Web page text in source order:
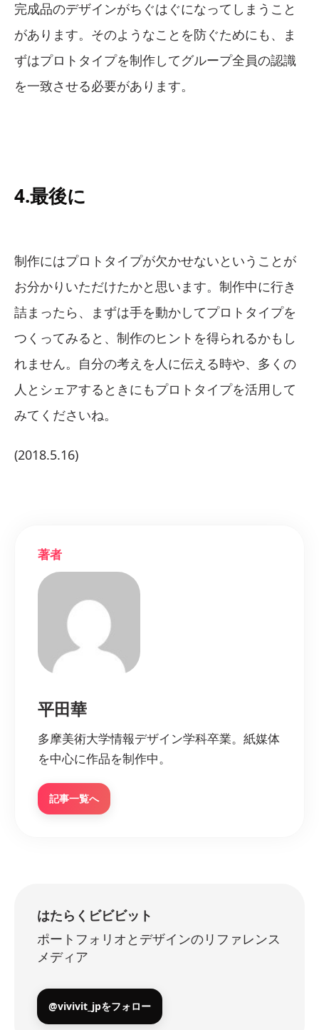
完成品のデザインがちぐはぐになってしまうこと
があります。そのようなことを防ぐためにも、ま
ずはプロトタイプを制作してグループ全員の認識
を一致させる必要があります。
4.最後に
制作にはプロトタイプが欠かせないということが
お分かりいただけたかと思います。制作中に行き
詰まったら、まずは手を動かしてプロトタイプを
つくってみると、制作のヒントを得られるかもし
れません。自分の考えを人に伝える時や、多くの
人とシェアするときにもプロトタイプを活用して
みてくださいね。
(2018.5.16)
著者
平田華
多摩美術大学情報デザイン学科卒業。紙媒体
を中心に作品を制作中。
記事一覧へ
はたらくビビビット
ポートフォリオとデザインのリファレンス
メディア
@vivivit_jpをフォロー